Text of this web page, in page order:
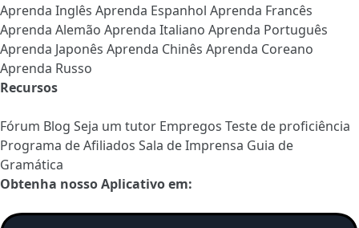
Aprenda Inglês Aprenda Espanhol Aprenda Francês
Aprenda Alemão Aprenda Italiano Aprenda Português
Aprenda Japonês Aprenda Chinês Aprenda Coreano
Aprenda Russo
Recursos
Fórum Blog Seja um tutor Empregos Teste de proficiência
Programa de Afiliados Sala de Imprensa Guia de
Gramática
Obtenha nosso Aplicativo em: